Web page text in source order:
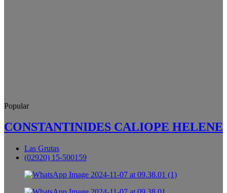
Popular
CONSTANTINIDES CALIOPE HELENE
Las Grutas
(02920) 15-500159